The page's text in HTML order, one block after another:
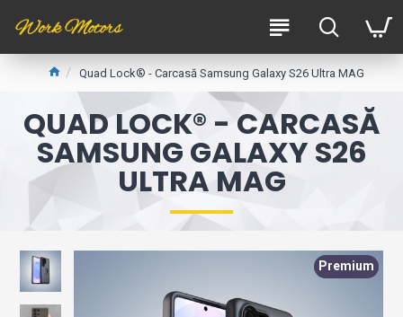
Quad Lock® - Carcasă Samsung Galaxy S26 Ultra MAG
QUAD LOCK® - CARCASĂ
SAMSUNG GALAXY S26
ULTRA MAG
Premium